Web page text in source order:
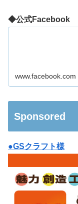
◆公式Facebook
www.facebook.com
Sponsored
●GSクラフト様